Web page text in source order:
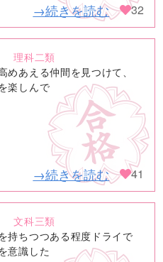
→続きを読む 32
理科二類
めあえる仲間を見つけて、
楽しんで
→続きを読む 41
文科三類
持ちつつある程度ドライで
意識した